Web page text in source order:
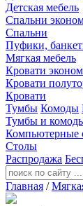
Детская мебель
Спальни
Спальни
Пуфики,
Мягкая мебель
Кровати эконом
Кровати
Кровати
Тумбы Комоды
Тумбы и
Компьютерные
Столы
Распродажа
Главная /